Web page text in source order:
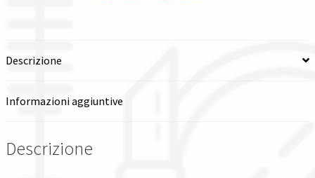
Tutte le categorie dei prodotti
Checkout
Descrizione
Informazioni aggiuntive
Descrizione